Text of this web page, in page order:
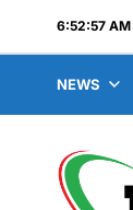
6:52:58 AM
NEWS